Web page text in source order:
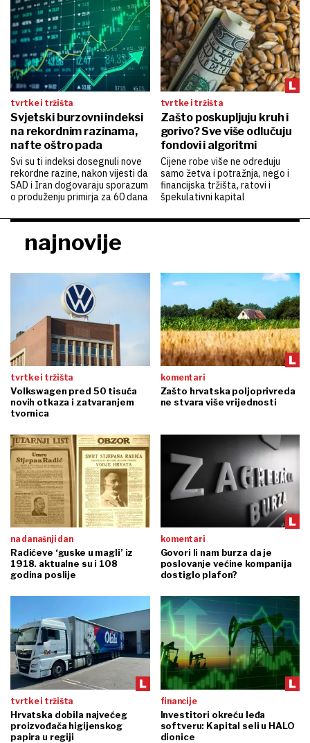
tvrtke i tržišta
Svjetski burzovni indeksi
na rekordnim razinama,
nafte oštro pada
Svi su ti indeksi dosegnuli nove
rekordne razine, nakon vijesti da
SAD i Iran dogovaraju sporazum
o produženju primirja za 60 dana
tvrtke i tržišta
Zašto poskupljuju kruh i
gorivo? Sve više odlučuju
fondovi i algoritmi
Cijene robe više ne određuju
samo žetva i potražnja, nego i
financijska tržišta, ratovi i
špekulativni kapital
najnovije
tvrtke i tržišta
Volkswagen pred 50 tisuća
novih otkaza i zatvaranjem
tvornica
komentari
Zašto hrvatska poljoprivreda
ne stvara više vrijednosti
na današnji dan
Radićeve ‘guske u magli’ iz
1918. aktualne su i 108
godina poslije
komentari
Govori li nam burza da je
poslovanje većine kompanija
dostiglo plafon?
tvrtke i tržišta
Hrvatska dobila najvećeg
proizvođača higijenskog
papira u regiji
financije
Investitori okreću leđa
softveru: Kapital seli u HALO
dionice